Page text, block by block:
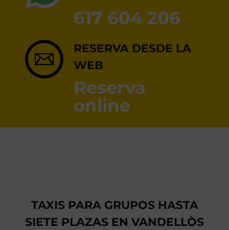
617 604 206
RESERVA DESDE LA
WEB
Reserva
online
TAXIS PARA GRUPOS HASTA
SIETE PLAZAS EN VANDELLÒS